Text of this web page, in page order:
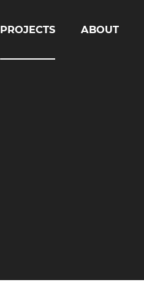
PROJECTS ABOUT